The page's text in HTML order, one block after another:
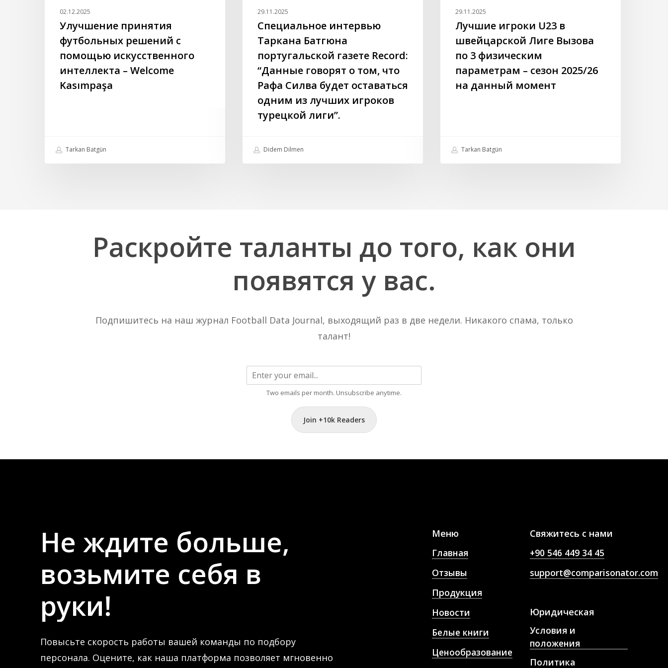
02.12.2025
Улучшение принятия
футбольных решений с
помощью искусственного
интеллекта – Welcome
Kasımpaşa
Tarkan Batgün
Рафа
Силва
будет
оставаться
одним
лучших
игроков
лиги”.
29.11.2025
Специальное интервью
Таркана Батгюна
португальской газете Record:
“Данные говорят о том, что
Рафа Силва будет оставаться
одним из лучших игроков
турецкой лиги”.
Didem Dilmen
сезон
2025/26
данный
момент
29.11.2025
Лучшие игроки U23 в
швейцарской Лиге Вызова
по 3 физическим
параметрам – сезон 2025/26
на данный момент
Tarkan Batgün
Раскройте таланты до того, как они
появятся у вас.
Подпишитесь на наш журнал Football Data Journal, выходящий раз в две недели. Никакого спама, только
талант!
Two emails per month. Unsubscribe anytime.
Join +10k Readers
Не ждите больше,
возьмите себя в
руки!
Повысьте скорость работы вашей команды по подбору
персонала. Оцените, как наша платформа позволяет мгновенно
Меню
Главная
Отзывы
Продукция
Новости
Белые книги
Ценообразование
Свяжитесь с нами
+90 546 449 34 45
support@comparisonator.com
Юридическая
Условия и
положения
Политика